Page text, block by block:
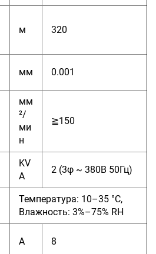
м 320
мм 0.001
мм
²/
ми
н
≧150
KV
A
2 (3φ ~ 380В 50Гц)
Температура: 10–35 °C,
Влажность: 3%–75% RH
А 8